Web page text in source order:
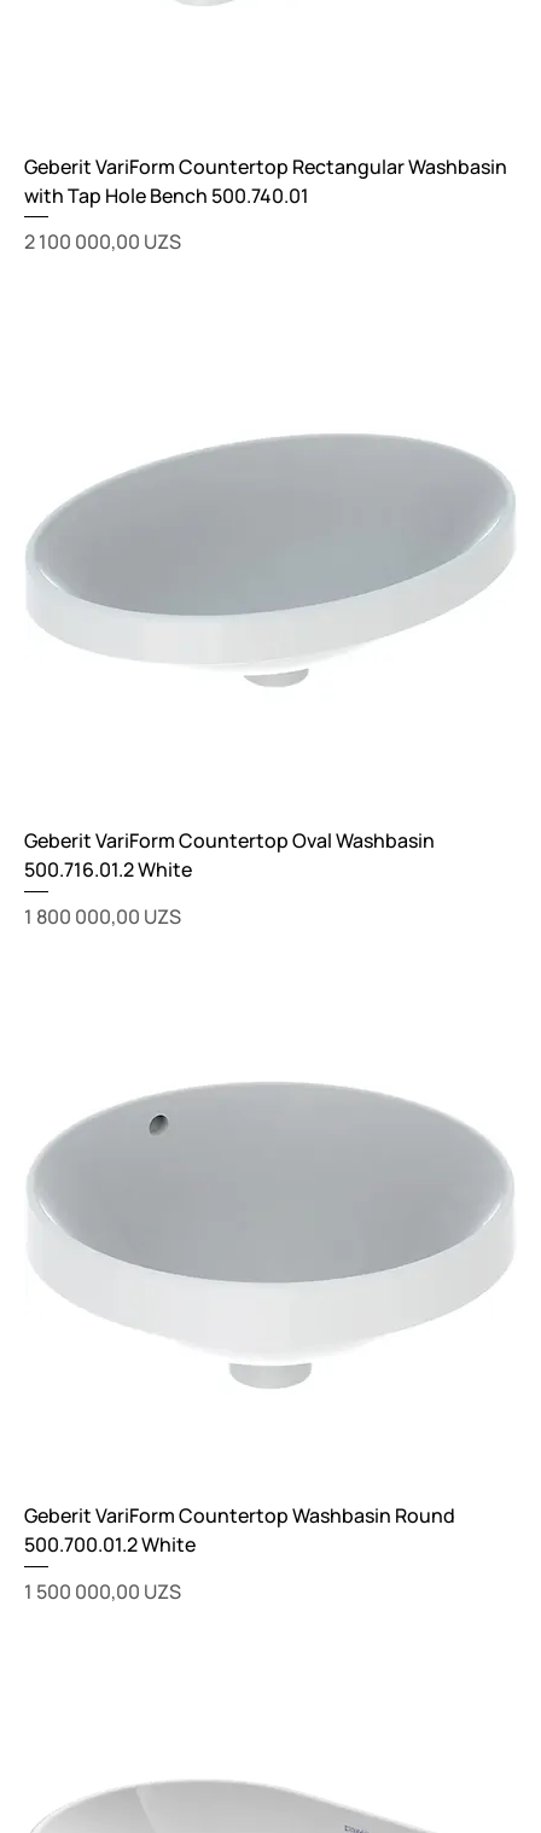
Geberit VariForm Countertop Rectangular Washbasin
with Tap Hole Bench 500.740.01
Цена
2 100 000,00 UZS
Geberit VariForm Countertop Oval Washbasin
500.716.01.2 White
Цена
1 800 000,00 UZS
Geberit VariForm Countertop Washbasin Round
500.700.01.2 White
Цена
1 500 000,00 UZS